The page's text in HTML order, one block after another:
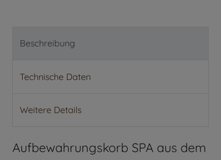
Beschreibung
Technische Daten
Weitere Details
Aufbewahrungskorb SPA aus dem